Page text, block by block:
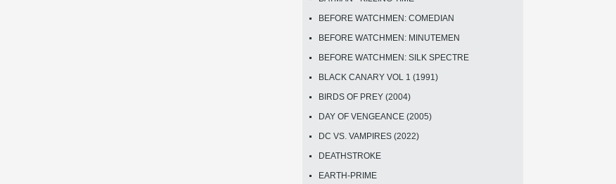
BEFORE WATCHMEN: COMEDIAN
BEFORE WATCHMEN: MINUTEMEN
BEFORE WATCHMEN: SILK SPECTRE
BLACK CANARY VOL 1 (1991)
BIRDS OF PREY (2004)
DAY OF VENGEANCE (2005)
DC VS. VAMPIRES (2022)
DEATHSTROKE
EARTH-PRIME